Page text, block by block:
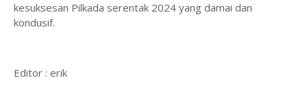
kesuksesan Pilkada serentak 2024 yang damai dan
kondusif.
Editor : erik